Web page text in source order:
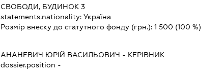
СВОБОДИ, БУДИНОК 3
statements.nationality: Україна
Розмір внеску до статутного фонду (грн.): 1 500 (100 %)
АНАНЕВИЧ ЮРІЙ ВАСИЛЬОВИЧ - КЕРІВНИК
dossier.position -